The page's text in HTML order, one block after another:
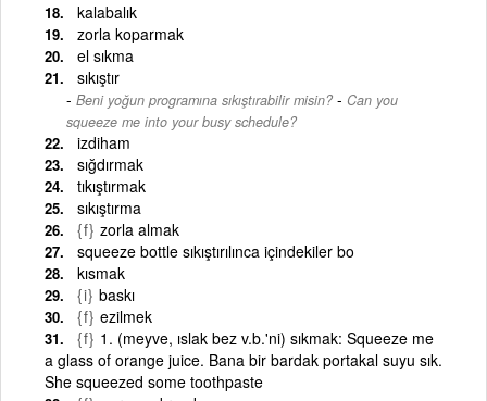
kalabalık
zorla koparmak
el sıkma
sıkıştır
Beni yoğun programına sıkıştırabilir misin? - Can you
squeeze me into your busy schedule?
izdiham
sığdırmak
tıkıştırmak
sıkıştırma
{f} zorla almak
squeeze bottle sıkıştırılınca içindekiler bo
kısmak
{i} baskı
{f} ezilmek
{f} 1. (meyve, ıslak bez v.b.'ni) sıkmak: Squeeze me
a glass of orange juice. Bana bir bardak portakal suyu sık.
She squeezed some toothpaste